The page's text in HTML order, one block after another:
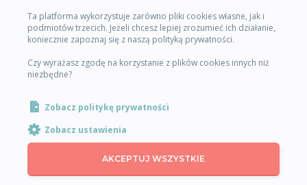
Ta platforma wykorzystuje zarówno pliki cookies własne, jak i
podmiotów trzecich. Jeżeli chcesz lepiej zrozumieć ich działanie,
koniecznie zapoznaj się z naszą polityką prywatności.
Czy wyrażasz zgodę na korzystanie z plików cookies innych niż
niezbędne?
Zobacz politykę prywatności
Zobacz ustawienia
AKCEPTUJ WSZYSTKIE